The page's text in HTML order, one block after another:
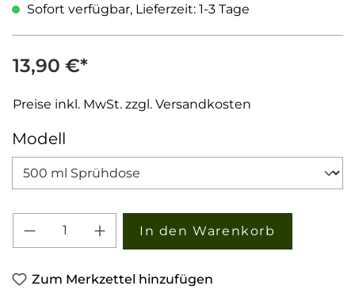
13,90 €*
Preise inkl. MwSt. zzgl. Versandkosten
Sofort verfügbar, Lieferzeit: 1-3 Tage
Modell
Produkt Anzahl: Gib den
In den Warenkorb
Zum Merkzettel hinzufügen